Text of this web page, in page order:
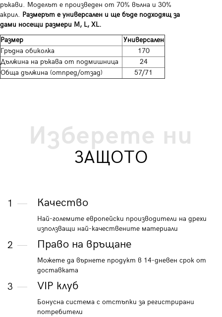
ръкави. Моделът е произведен от 70% вълна и 30%
акрил. Размерът е универсален и ще бъде подходящ за
дами носещи размери M, L, XL.
Размер
Универсален
Гръдна обиколка
170
Дължина на ръкава от подмишница
24
Обща дължина (отпред/отзад)
57/71
Изберете ни
ЗАЩОТО
1 Качество
Най-големите европейски производители на дрехи
използващи най-качествените материали
2 Право на връщане
Можете да върнете продукт в 14-дневен срок от
доставката
3 VIP клуб
Бонусна система с отстъпки за регистрирани
потребители